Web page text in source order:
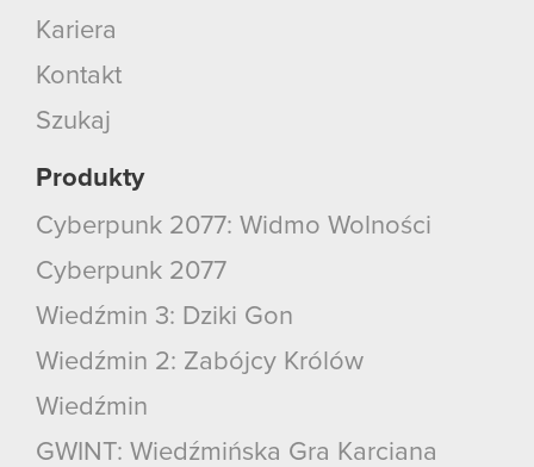
Kariera
Kontakt
Szukaj
Produkty
Cyberpunk 2077: Widmo Wolności
Cyberpunk 2077
Wiedźmin 3: Dziki Gon
Wiedźmin 2: Zabójcy Królów
Wiedźmin
GWINT: Wiedźmińska Gra Karciana